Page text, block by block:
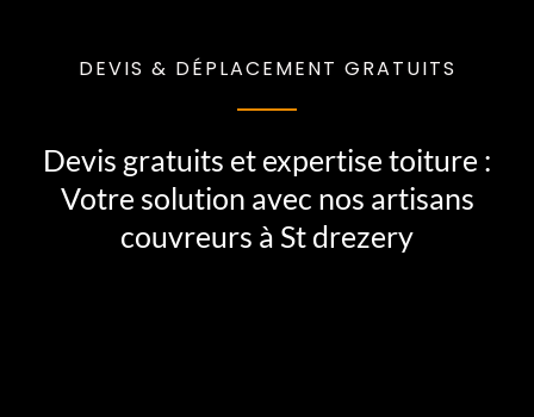
DEVIS & DÉPLACEMENT GRATUITS
Devis gratuits et expertise toiture :
Votre solution avec nos artisans
couvreurs à St drezery